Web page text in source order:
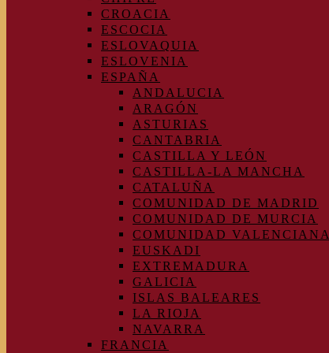
CROACIA
ESCOCIA
ESLOVAQUIA
ESLOVENIA
ESPAÑA
ANDALUCIA
ARAGÓN
ASTURIAS
CANTABRIA
CASTILLA Y LEÓN
CASTILLA-LA MANCHA
CATALUÑA
COMUNIDAD DE MADRID
COMUNIDAD DE MURCIA
COMUNIDAD VALENCIANA
EUSKADI
EXTREMADURA
GALICIA
ISLAS BALEARES
LA RIOJA
NAVARRA
FRANCIA